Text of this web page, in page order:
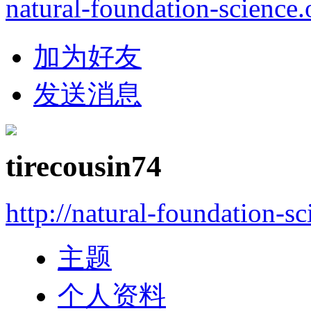
natural-foundation-
加为好友
发送消息
tirecousin74
http://natural-foundation-
主题
个人资料